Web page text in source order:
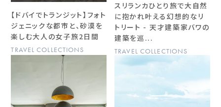
【ドバイでトランジット】フォト
ジェニックな都市と、砂漠を
楽しむ大人の女子旅2日間
TRAVEL COLLECTIONS
スリランカひとり旅で大自然
に抱かれ叶える幻想的なリ
トリート - 天才建築家バワの
建築を巡...
TRAVEL COLLECTIONS